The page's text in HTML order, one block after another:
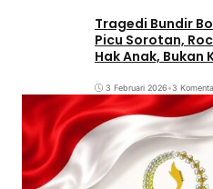
Tragedi Bundir
Picu Sorotan,
Hak Anak, Bukan
3 Februari 2026•3